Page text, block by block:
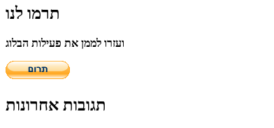
תרמו לנו
ועזרו לממן את פעילות הבלוג
תגובות אחרונות